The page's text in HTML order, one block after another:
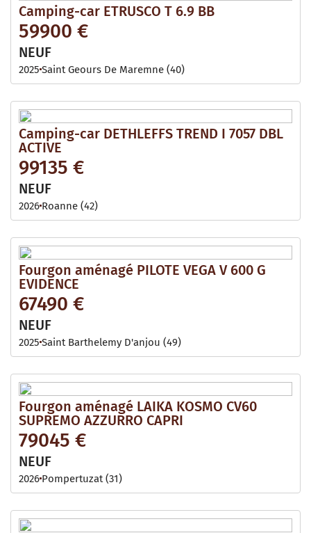
Camping-car ETRUSCO T 6.9 BB
59900 €
NEUF
2025 Saint Geours De Maremne (40)
Camping-car DETHLEFFS TREND I 7057 DBL
ACTIVE
99135 €
NEUF
2026 Roanne (42)
Fourgon aménagé PILOTE VEGA V 600 G
EVIDENCE
67490 €
NEUF
2025 Saint Barthelemy D'anjou (49)
Fourgon aménagé LAIKA KOSMO CV60
SUPREMO AZZURRO CAPRI
79045 €
NEUF
2026 Pompertuzat (31)